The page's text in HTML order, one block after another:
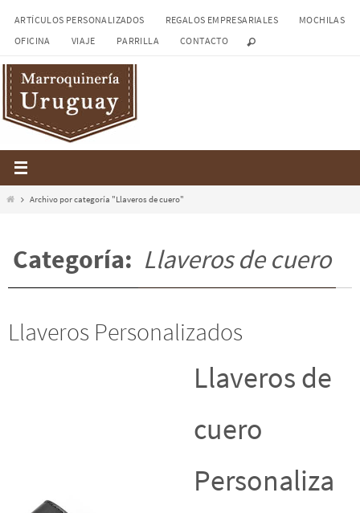
ARTÍCULOS PERSONALIZADOS REGALOS EMPRESARIALES
MOCHILAS
OFICINA
VIAJE PARRILLA CONTACTO
InicioArchivo por categoría "Llaveros de cuero"
Categoría: Llaveros de cuero
Llaveros Personalizados
Llaveros de
cuero
Personaliza